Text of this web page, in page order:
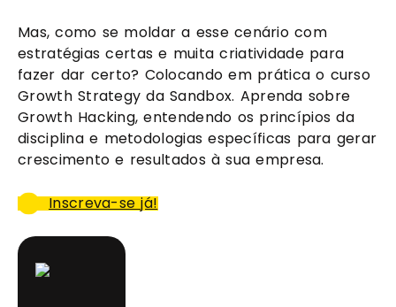
Mas, como se moldar a esse cenário com
estratégias certas e muita criatividade para
fazer dar certo? Colocando em prática o curso
Growth Strategy da Sandbox. Aprenda sobre
Growth Hacking, entendendo os princípios da
disciplina e metodologias específicas para gerar
crescimento e resultados à sua empresa.
Inscreva-se já!